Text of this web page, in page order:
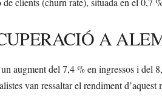
A
augment del 7,4 % en ingressos i del
van ressaltar el rendiment d’aquest